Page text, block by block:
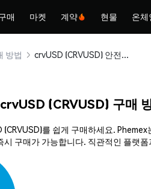
매 마켓 계약 현물 온체
방법 crvUSD (CRVUSD) 안전하게 구매 및 보관
(CRVUSD) 구매
(CRVUSD)를 쉽게 구매하세요.
시 구매가 가능합니다. 직관적인 플랫